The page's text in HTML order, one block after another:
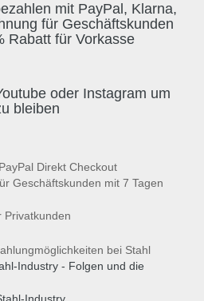
mit PayPal, Klarna,
für Geschäftskunden
Rabatt für Vorkasse
oder Instagram um
bleiben